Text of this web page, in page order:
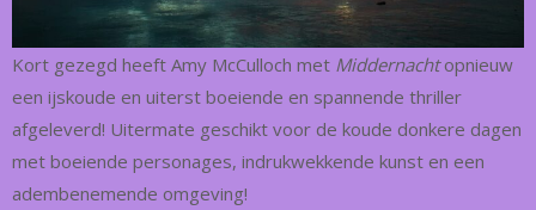
Kort gezegd heeft Amy McCulloch met Middernachtopnieuw
een ijskoude en uiterst boeiende en spannende thriller
afgeleverd! Uitermate geschikt voor de koude donkere dagen
met boeiende personages, indrukwekkende kunst en een
adembenemende omgeving!